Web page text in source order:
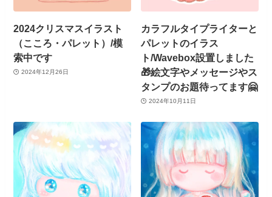
2024クリスマスイラスト
（こころ・パレット）/模
索中です
2024年12月26日
カラフルタイプライターと
パレットのイラス
ト/Wavebox設置しました
🎁絵文字やメッセージやス
タンプのお題待ってます🤗
2024年10月11日